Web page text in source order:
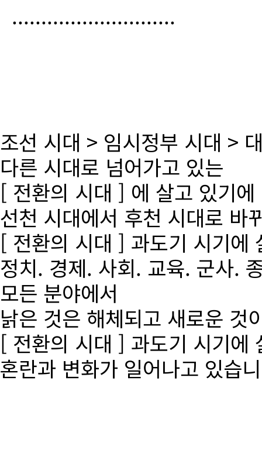
............................
조선 시대 > 임시정부 시대 >
다른 시대로 넘어가고 있는
[ 전환의 시대 ] 에 살고 있기에
선천 시대에서 후천 시대로 바
[ 전환의 시대 ] 과도기 시기에
정치. 경제. 사회. 교육. 군사.
모든 분야에서
낡은 것은 해체되고 새로운 것
[ 전환의 시대 ] 과도기 시기에
혼란과 변화가 일어나고 있습